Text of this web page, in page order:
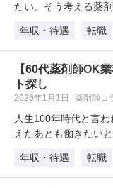
たい。そう考える薬
年収・待遇
転職
【60代薬剤師OK
ト探し
2026年1月1日 薬剤師コ
人生100年時代と言
えたあとも働きたい
年収・待遇
転職